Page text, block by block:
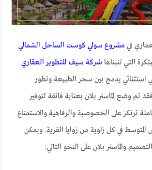
في مشروع سولي كوست الساحل الشمالي
التي تتبناها شركة سيف للتطوير العقاري
يدمج بين سحر الطبيعة وتطور
تم وضع الماستر بلان بعناية فائقة لتوفير
ترتكز على الخصوصية والرفاهية والاستمتاع
المتوسط في كل زاوية من زوايا القرية. ويمكن
والماستر بلان على النحو التالي: